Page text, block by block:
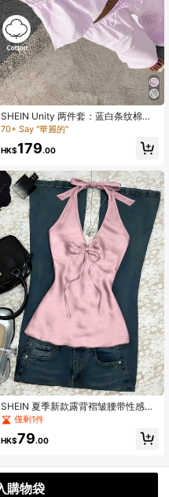
SHEIN Unity 两件套：蓝白条纹棉质
深 V 露背吊带背心和阔腿抽绳腰裤，
休闲优雅装扮，适合春夏季居家、日
常、海滩
70+ Say "華麗的"
HK$179.00
SHEIN 夏季新款露背褶皱腰带性感休
闲度假女式吊带背心
僅剩1件
HK$79.00
購物袋